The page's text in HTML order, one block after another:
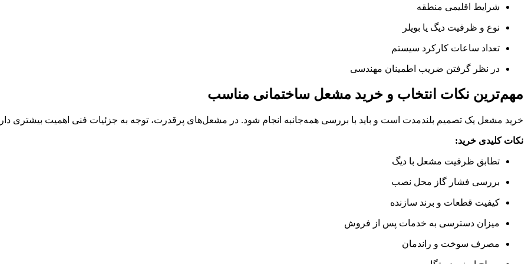
شرایط اقلیمی منطقه
نوع و ظرفیت دیگ یا بویلر
تعداد ساعات کارکرد سیستم
در نظر گرفتن ضریب اطمینان مهندسی
مهم‌ترین نکات انتخاب و خرید مشعل ساختمانی مناسب
خرید مشعل یک تصمیم بلندمدت است و باید با بررسی همه‌جانبه انجام شود. در مشعل‌های پرقدرت، توجه به جزئیات فنی اهمیت بیشتری
نکات کلیدی خرید:
تطابق ظرفیت مشعل با دیگ
بررسی فشار گاز محل نصب
کیفیت قطعات و برند سازنده
میزان دسترسی به خدمات پس از فروش
مصرف سوخت و راندمان